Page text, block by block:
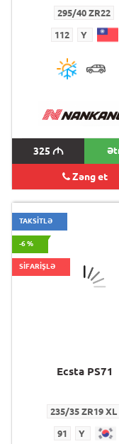
295/40 ZR22
112 Y
325 M
Zəng et
TAKSİTLƏ
-6 %
SİFARİŞLƏ
Ecsta PS71
235/35 ZR19 XL
91 Y